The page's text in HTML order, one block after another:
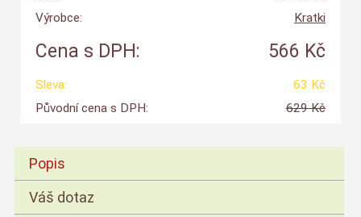
Výrobce:
Kratki
Cena s DPH: 566 Kč
Sleva:
63 Kč
Původní cena s DPH:
629 Kč
Popis
Váš dotaz